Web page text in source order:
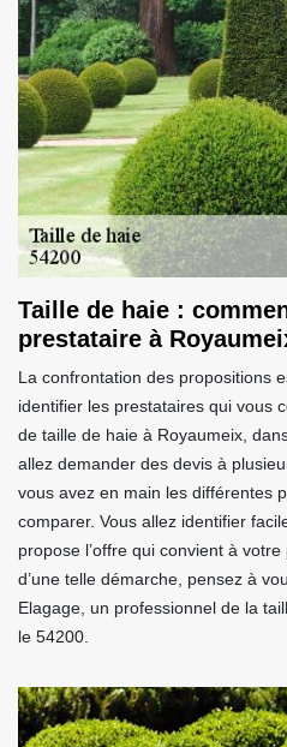
Taille de haie :
prestataire à
La confrontation des propositions
identifier les prestataires qui vous
de taille de haie à Royaumeix,
allez demander des devis à
vous avez en main les différentes
comparer. Vous allez identifier
propose l’offre qui convient à
d’une telle démarche, pensez à
Elagage, un professionnel de la
le 54200.